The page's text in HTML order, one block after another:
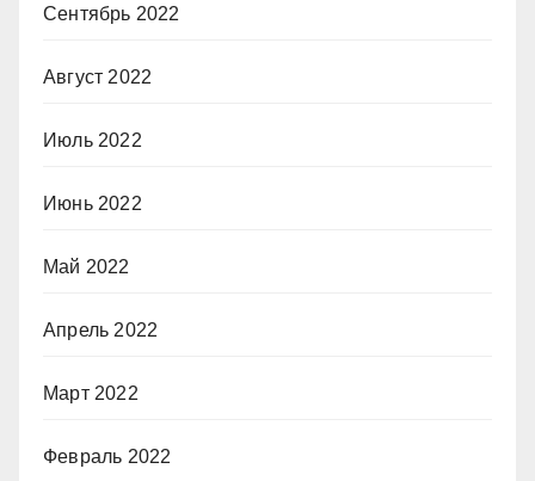
Сентябрь 2022
Август 2022
Июль 2022
Июнь 2022
Май 2022
Апрель 2022
Март 2022
Февраль 2022